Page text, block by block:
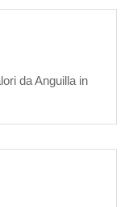
da Anguilla in